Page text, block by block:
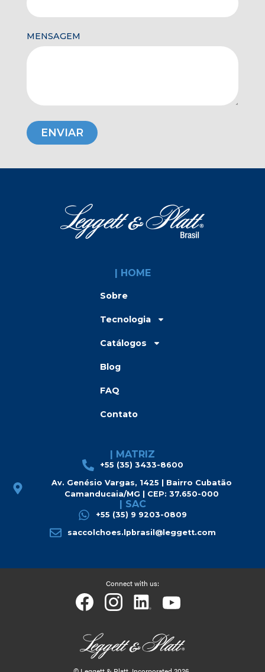
MENSAGEM
ENVIAR
| HOME
Sobre
Tecnologia
Catálogos
Blog
FAQ
Contato
| MATRIZ
+55 (35) 3433-8600
Av. Genésio Vargas, 1425 | Bairro Cubatão
Camanducaia/MG | CEP: 37.650-000
| SAC
+55 (35) 9 9203-0809
saccolchoes.lpbrasil@leggett.com